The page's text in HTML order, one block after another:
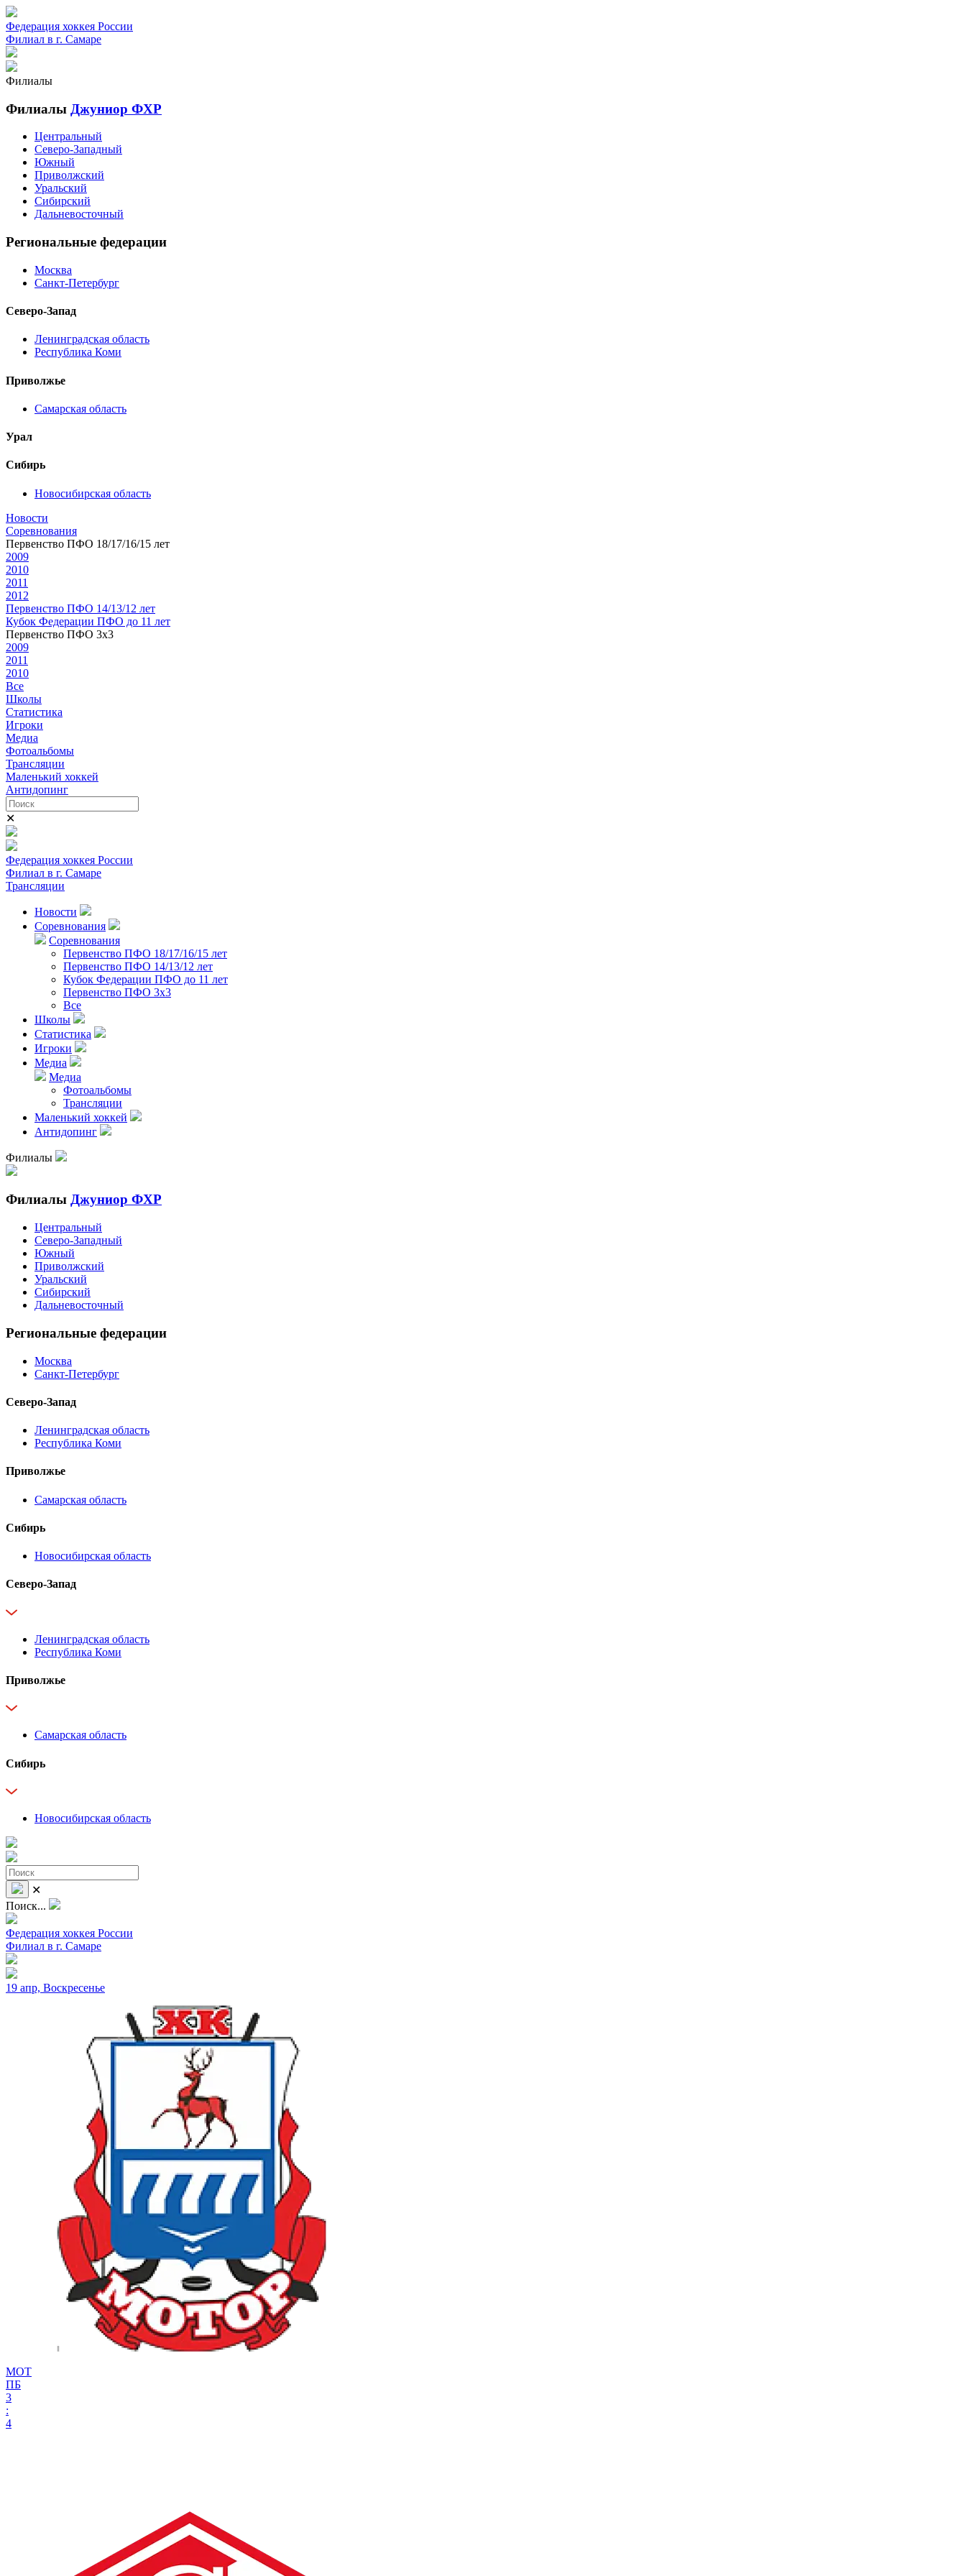
Федерация хоккея России
Филиал в г. Самаре
Филиалы
Филиалы Джуниор ФХР
Центральный
Северо-Западный
Южный
Приволжский
Уральский
Сибирский
Дальневосточный
Региональные федерации
Москва
Санкт-Петербург
Северо-Запад
Ленинградская область
Республика Коми
Приволжье
Самарская область
Урал
Сибирь
Новосибирская область
Новости
Соревнования
Первенство ПФО 18/17/16/15 лет
2009
2010
2011
2012
Первенство ПФО 14/13/12 лет
Кубок Федерации ПФО до 11 лет
Первенство ПФО 3х3
2009
2011
2010
Все
Школы
Статистика
Игроки
Медиа
Фотоальбомы
Трансляции
Маленький хоккей
Антидопинг
✕
Федерация хоккея России
Филиал в г. Самаре
Трансляции
Новости
Соревнования
Соревнования
Первенство ПФО 18/17/16/15 лет
Первенство ПФО 14/13/12 лет
Кубок Федерации ПФО до 11 лет
Первенство ПФО 3х3
Все
Школы
Статистика
Игроки
Медиа
Медиа
Фотоальбомы
Трансляции
Маленький хоккей
Антидопинг
Филиалы
Филиалы Джуниор ФХР
Центральный
Северо-Западный
Южный
Приволжский
Уральский
Сибирский
Дальневосточный
Региональные федерации
Москва
Санкт-Петербург
Северо-Запад
Ленинградская область
Республика Коми
Приволжье
Самарская область
Сибирь
Новосибирская область
Северо-Запад
Ленинградская область
Республика Коми
Приволжье
Самарская область
Сибирь
Новосибирская область
✕
Поиск...
Федерация хоккея России
Филиал в г. Самаре
19 апр, Воскресенье
МОТ
ПБ
3
:
4